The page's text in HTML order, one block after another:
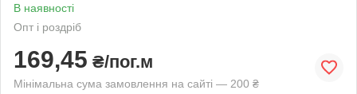
В наявності
Опт і роздріб
169,45 ₴/пог.м
Мінімальна сума замовлення на сайті — 200 ₴